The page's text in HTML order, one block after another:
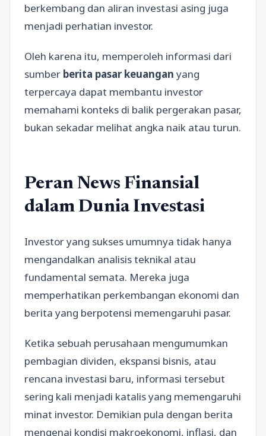
berkembang dan aliran investasi asing juga
menjadi perhatian investor.
Oleh karena itu, memperoleh informasi dari
sumber berita pasar keuangan yang
terpercaya dapat membantu investor
memahami konteks di balik pergerakan pasar,
bukan sekadar melihat angka naik atau turun.
Peran News Finansial
dalam Dunia Investasi
Investor yang sukses umumnya tidak hanya
mengandalkan analisis teknikal atau
fundamental semata. Mereka juga
memperhatikan perkembangan ekonomi dan
berita yang berpotensi memengaruhi pasar.
Ketika sebuah perusahaan mengumumkan
pembagian dividen, ekspansi bisnis, atau
rencana investasi baru, informasi tersebut
sering kali menjadi katalis yang memengaruhi
minat investor. Demikian pula dengan berita
mengenai kondisi makroekonomi, inflasi, dan